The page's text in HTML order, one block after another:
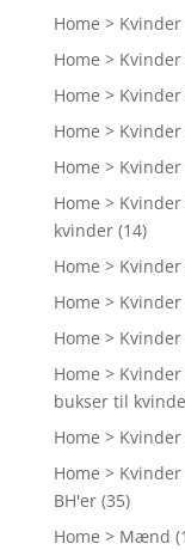
Home >
Home >
Home >
Home >
Home >
Home >
kvinder (14)
Home >
Home >
Home >
Home >
bukser til
Home >
Home >
BH'er (35)
Home > Mænd